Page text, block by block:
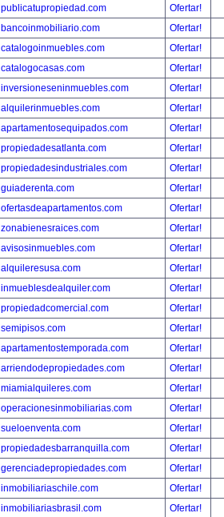
publicatupropiedad.com
Ofertar!
bancoinmobiliario.com
Ofertar!
catalogoinmuebles.com
Ofertar!
catalogocasas.com
Ofertar!
inversioneseninmuebles.com
Ofertar!
alquilerinmuebles.com
Ofertar!
apartamentosequipados.com
Ofertar!
propiedadesatlanta.com
Ofertar!
propiedadesindustriales.com
Ofertar!
guiaderenta.com
Ofertar!
ofertasdeapartamentos.com
Ofertar!
zonabienesraices.com
Ofertar!
avisosinmuebles.com
Ofertar!
alquileresusa.com
Ofertar!
inmueblesdealquiler.com
Ofertar!
propiedadcomercial.com
Ofertar!
semipisos.com
Ofertar!
apartamentostemporada.com
Ofertar!
arriendodepropiedades.com
Ofertar!
miamialquileres.com
Ofertar!
operacionesinmobiliarias.com
Ofertar!
sueloenventa.com
Ofertar!
propiedadesbarranquilla.com
Ofertar!
gerenciadepropiedades.com
Ofertar!
inmobiliariaschile.com
Ofertar!
inmobiliariasbrasil.com
Ofertar!